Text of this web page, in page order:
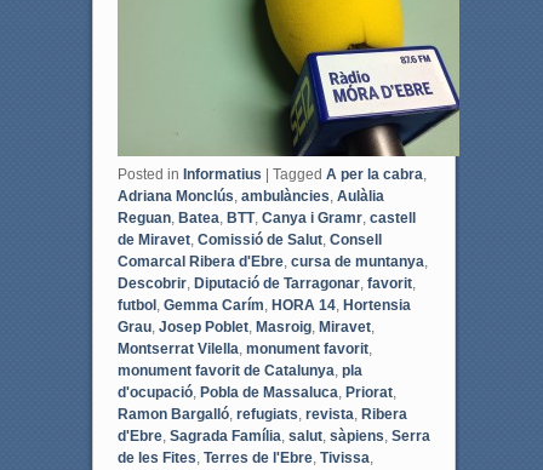
Posted in Informatius Tagged A per la cabra,
Adriana Monclús, ambulàncies, Aulàlia
Reguan, Batea, BTT, Canya i Gramr, castell
de Miravet, Comissió de Salut, Consell
Comarcal Ribera d'Ebre, cursa de muntanya,
Descobrir, Diputació de Tarragonar, favorit,
futbol , Gemma Carím, HORA 14, Hortensia
Grau, Josep Poblet, Masroig, Miravet,
Montserrat Vilella, monument favorit,
monument favorit de Catalunya, pla
d'ocupació, Pobla de Massaluca, Priorat,
Ramon Bargalló, refugiats, revista, Ribera
d'Ebre, Sagrada Família, salut, sàpiens, Serra
de les Fites, Terres de l'Ebre, Tivissa,